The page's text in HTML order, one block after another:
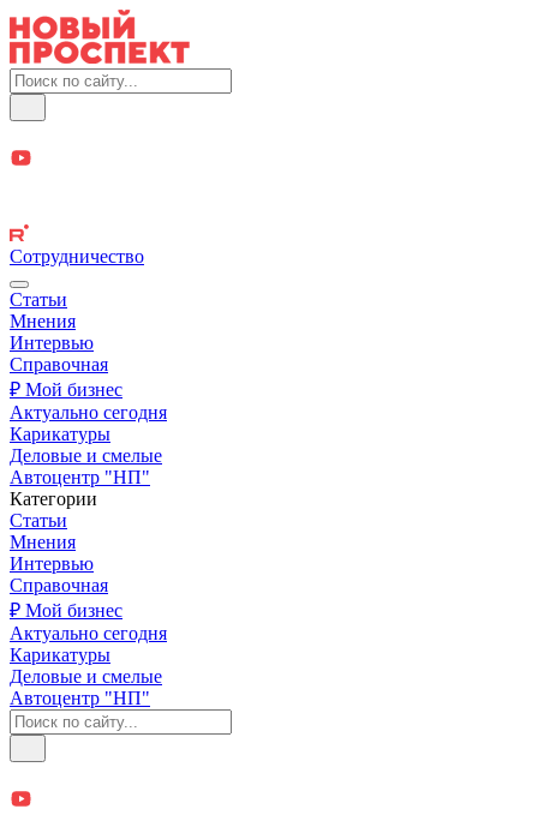
Сотрудничество
Статьи
Мнения
Интервью
Справочная
₽ Мой бизнес
Актуально сегодня
Карикатуры
Деловые и смелые
Автоцентр "НП"
Категории
Статьи
Мнения
Интервью
Справочная
₽ Мой бизнес
Актуально сегодня
Карикатуры
Деловые и смелые
Автоцентр "НП"